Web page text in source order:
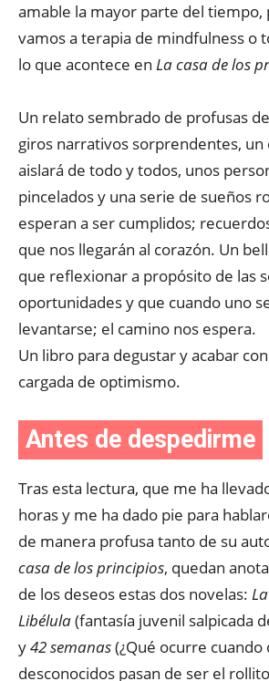
amable la mayor parte del tiempo,
vamos a terapia de mindfulness o
lo que acontece en La casa de los
Un relato sembrado de profusas
giros narrativos sorprendentes,
aislará de todo y todos, unos
pincelados y una serie de sueños
esperan a ser cumplidos;
que nos llegarán al corazón. Un
que reflexionar a propósito de las
oportunidades y que cuando uno
levantarse; el camino nos espera.
Un libro para degustar y acabar
cargada de optimismo.
Antes de despedirme
Tras esta lectura, que me ha
horas y me ha dado pie para
de manera profusa tanto de su
casa de los principios, quedan
de los deseos estas dos novelas:
Libélula(fantasía juvenil salpicada
y42 semanas(¿Qué ocurre cuando
desconocidos pasan de ser el